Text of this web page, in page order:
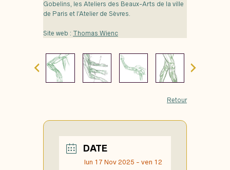
Gobelins, les Ateliers des Beaux-Arts de la ville
de Paris et l’Atelier de Sèvres.
Site web : Thomas Wienc
Retour
DATE
lun 17 Nov 2025 - ven 12